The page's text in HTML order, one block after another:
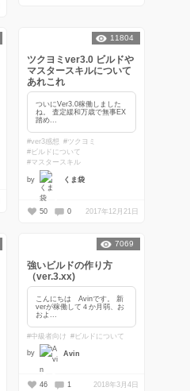
ツクヨミver3.0 ビルドや
マスタースキルについて
あれこれ
ついにVer3.0稼働しました
ね。 査定緩和万歳で無事EX
踏め...
#ver3感想 #ツクヨミ
#ビルドについて
#マスタースキル
by くま袋
11804
50 0 2017年12月21日
強いビルドの作り方
（ver.3.xx)
こんにちは Avinです。 新
verが稼働して４か月弱、お
およ...
#中級者向け #ビルドについて
by Avin
7069
46 1 2018年3月4日